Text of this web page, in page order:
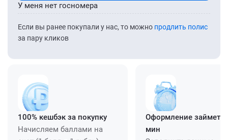
Если вы ранее покупали у нас, то можно продлить полис
за пару кликов
У меня нет госномера
100% кешбэк за покупку
Начисляем баллами на
Оформление займет
мин